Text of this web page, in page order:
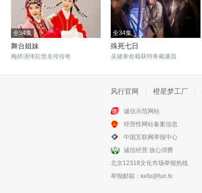
全34集
舞台姐妹
梅婷演绎乱世名伶传奇
全34集
殊死七日
吴健奉命截获特务戴遂昌
全36集
共和国血脉
风行官网 橙星梦工厂
诚信示范网站
经营性网站备案信息
中国互联网举报中心
诚信经营 放心消费
北京12318文化市场举报热线
举报邮箱： kefu@fun.tv